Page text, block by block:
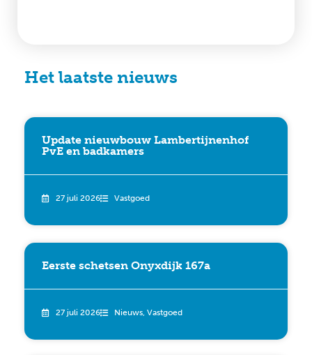
Het laatste nieuws
Update nieuwbouw Lambertijnenhof
PvE en badkamers
27 juli 2026 Vastgoed
Eerste schetsen Onyxdijk 167a
27 juli 2026 Nieuws, Vastgoed